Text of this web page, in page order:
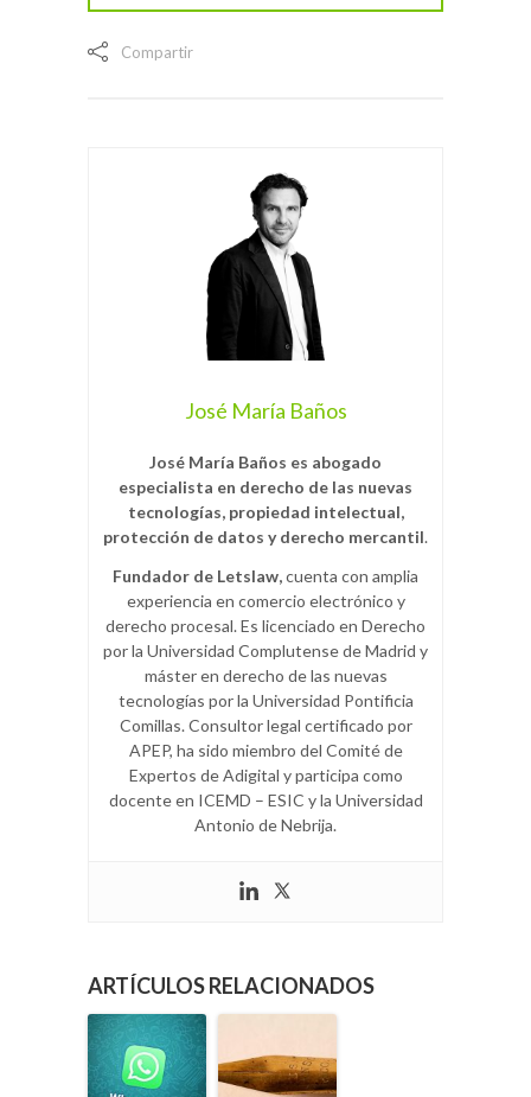
Compartir
José María Baños
José María Baños es abogado
especialista en derecho de las nuevas
tecnologías, propiedad intelectual,
protección de datos y derecho mercantil.
Fundador de Letslaw,cuenta con amplia
experiencia en comercio electrónico y
derecho procesal. Es licenciado en Derecho
por la Universidad Complutense de Madrid y
máster en derecho de las nuevas
tecnologías por la Universidad Pontificia
Comillas. Consultor legal certificado por
APEP, ha sido miembro del Comité de
Expertos de Adigital y participa como
docente en ICEMD – ESIC y la Universidad
Antonio de Nebrija.
ARTÍCULOS RELACIONADOS